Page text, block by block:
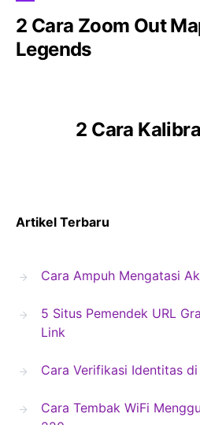
2 Cara Zoom Out
Legends
2 Cara
Artikel Terbaru
Cara Ampuh Mengatasi
5 Situs Pemendek URL
Link
Cara Verifikasi Identitas
Cara Tembak WiFi